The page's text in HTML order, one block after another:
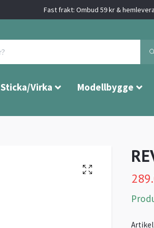
Fast frakt: Ombud 59 kr &
Sticka/Virka Modellbygge